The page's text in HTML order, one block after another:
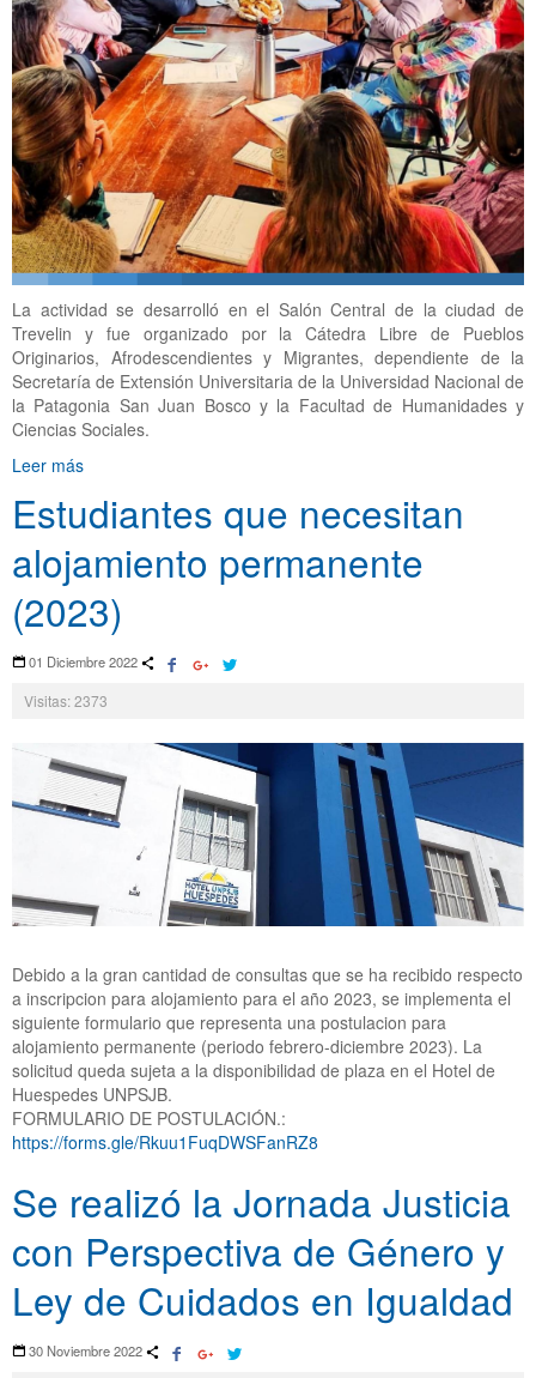
La actividad se desarrolló en el Salón Central de la ciudad de
Trevelin y fue organizado por la Cátedra Libre de Pueblos
Originarios, Afrodescendientes y Migrantes, dependiente de la
Secretaría de Extensión Universitaria de la Universidad Nacional de
la Patagonia San Juan Bosco y la Facultad de Humanidades y
Ciencias Sociales.
Leer más
Estudiantes que necesitan
alojamiento permanente
(2023)
01 Diciembre 2022
Visitas: 2373
Debido a la gran cantidad de consultas que se ha recibido respecto
a inscripcion para alojamiento para el año 2023, se implementa el
siguiente formulario que representa una postulacion para
alojamiento permanente (periodo febrero-diciembre 2023). La
solicitud queda sujeta a la disponibilidad de plaza en el Hotel de
Huespedes UNPSJB.
FORMULARIO DE POSTULACIÓN.:
https://forms.gle/Rkuu1FuqDWSFanRZ8
Se realizó la Jornada Justicia
con Perspectiva de Género y
Ley de Cuidados en Igualdad
30 Noviembre 2022